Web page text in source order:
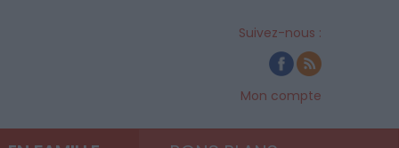
Suivez-nous :
Mon compte